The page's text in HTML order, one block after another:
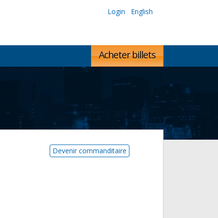
Login English
Acheter billets
Devenir commanditaire